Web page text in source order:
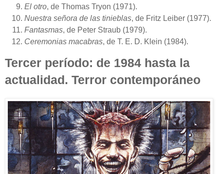
El otro, de Thomas Tryon (1971).
Nuestra señora de las tinieblas, de Fritz Leiber (1977).
Fantasmas, de Peter Straub (1979).
Ceremonias macabras, de T. E. D. Klein (1984).
Tercer período: de 1984 hasta la
actualidad. Terror contemporáneo